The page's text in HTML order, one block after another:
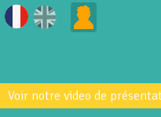
Voir notre video de